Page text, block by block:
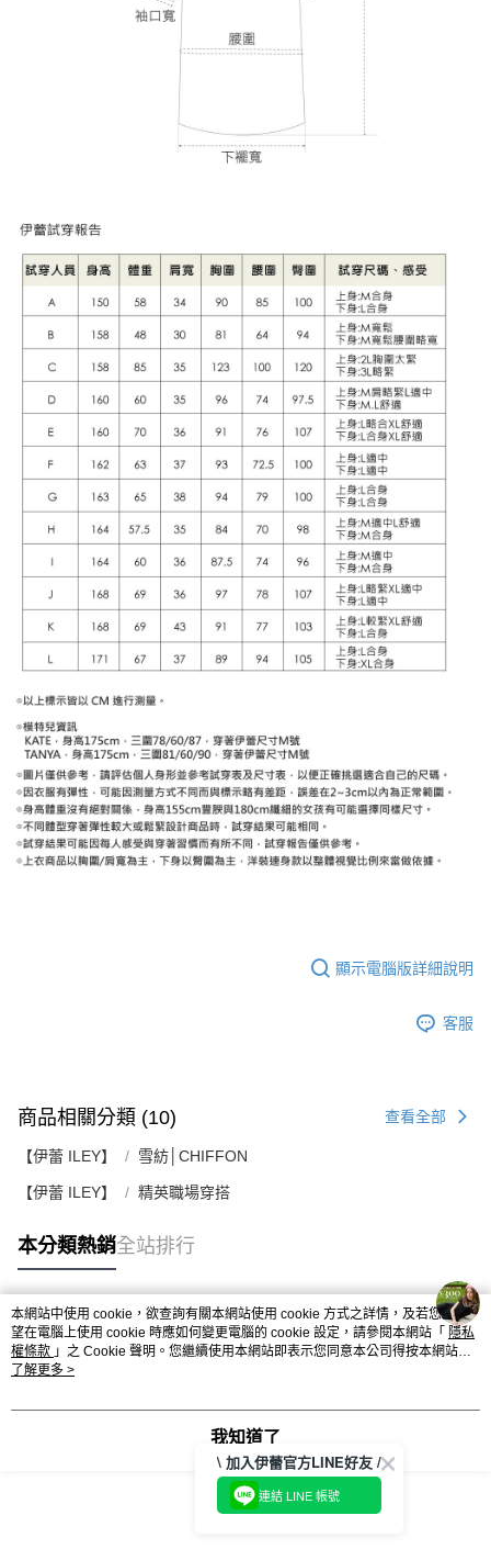
顯示電腦版詳細說明
客服
商品相關分類 (10) 查看全部
【伊蕾 ILEY】 雪紡│CHIFFON
【伊蕾 ILEY】 精英職場穿搭
本分類熱銷全站排行
熱門標籤
本網站中使用 cookie，欲查詢有關本網站使用 cookie 方式之詳情，及若您不希
望在電腦上使用 cookie 時應如何變更電腦的 cookie 設定，請參閱本網站「 隱私
權條款 」之 Cookie 聲明。您繼續使用本網站即表示您同意本公司得按本網站使
用條款之 Cookie 聲明使用 cookie。
了解更多 >
我知道了
\ 加入伊蕾官方LINE好友 /
連結 LINE 帳號